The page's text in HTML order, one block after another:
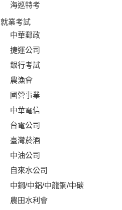
海巡特考
就業考試
中華郵政
捷運公司
銀行考試
農漁會
國營事業
中華電信
台電公司
臺灣菸酒
中油公司
自來水公司
中鋼/中鋁/中龍鋼/中碳
農田水利會